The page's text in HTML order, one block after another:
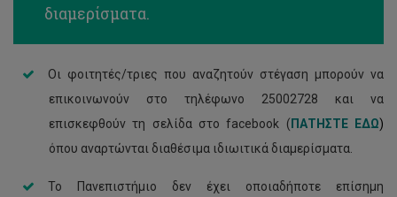
διαμερίσματα.
Οι φοιτητές/τριες που αναζητούν στέγαση μπορούν να
επικοινωνούν στο τηλέφωνο 25002728 και να
επισκεφθούν τη σελίδα στο facebook ( ΠΑΤΗΣΤΕ ΕΔΩ)
όπου αναρτώνται διαθέσιμα ιδιωιτικά διαμερίσματα.
Το Πανεπιστήμιο δεν έχει οποιαδήποτε επίσημη